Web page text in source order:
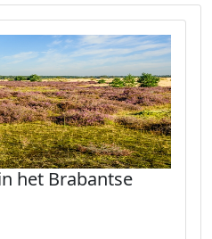
het Brabantse